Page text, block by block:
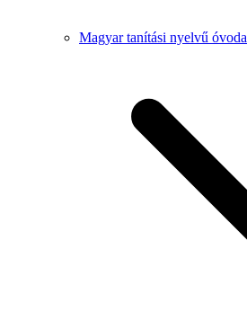
Magyar tanítási nyelvű óvoda